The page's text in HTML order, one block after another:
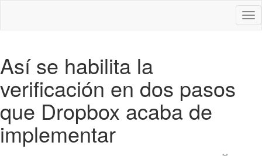
Así se habilita la
verificación en dos pasos
que Dropbox acaba de
implementar